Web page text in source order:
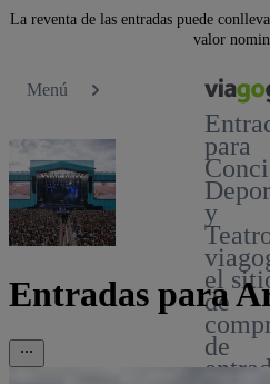
La reventa de las entradas puede
valor
Menú
para
y
el
de
de
Entradas para